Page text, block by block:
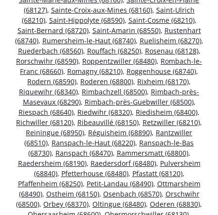
(68127), Sainte-Croix-aux-Mines (68160), Saint-Ulrich
(68210), Saint-Hippolyte (68590), Saint-Cosme (68210),
Saint-Bernard (68720), Saint-Amarin (68550), Rustenhart
(68740), Rumersheim-le-Haut (68740), Ruelisheim (68270),
Ruederbach (68560), Rouffach (68250), Rosenau (68128),
Rorschwihr (68590), Roppentzwiller (68480), Rombach-le-
Franc (68660), Romagny (68210), Roggenhouse (68740),
Rodern (68590), Roderen (68800), Rixheim (68170),
Riquewihr (68340), Rimbachzell (68500), Rimbach-près-
Masevaux (68290), Rimbach-près-Guebwiller (68500),
Riespach (68640), Riedwihr (68320), Riedisheim (68400),
Richwiller (68120), Ribeauvillé (68150), Retzwiller (68210),
Reiningue (68950), Réguisheim (68890), Rantzwiller
(68510), Ranspach-le-Haut (68220), Ranspach-le-Bas
(68730), Ranspach (68470), Rammersmatt (68800),
Raedersheim (68190), Raedersdorf (68480), Pulversheim
(68840), Pfetterhouse (68480), Pfastatt (68120),
Pfaffenheim (68250), Petit-Landau (68490), Ottmarsheim
(68490), Ostheim (68150), Osenbach (68570), Orschwihr
(68500), Orbey (68370), Oltingue (68480), Oderen (68830),